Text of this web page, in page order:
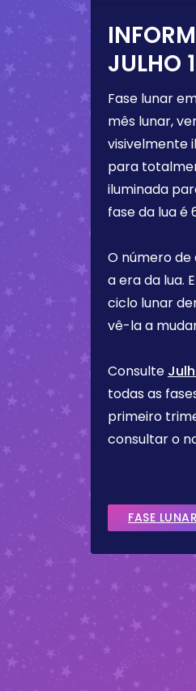
JULHO
Fase lunar
mês lunar,
visivelmente
para
iluminada
fase da lua é
O número
a era da lua.
ciclo lunar
vê-la a
Consulte
todas as
primeiro
consultar o
FASE